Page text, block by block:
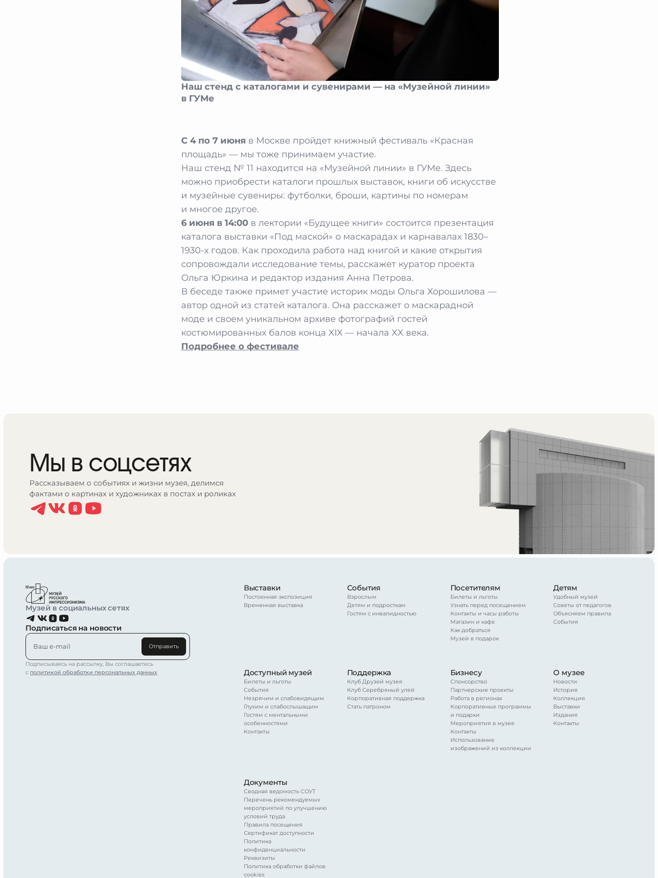
Наш стенд с каталогами и сувенирами — на «Музейной линии»
в ГУМе
С 4 по 7 июня в Москве пройдет книжный фестиваль «Красная
площадь» — мы тоже принимаем участие.
Наш стенд № 11 находится на «Музейной линии» в ГУМе. Здесь
можно приобрести каталоги прошлых выставок, книги об искусстве
и музейные сувениры: футболки, броши, картины по номерам
и многое другое.
6 июня в 14:00в лектории «Будущее книги» состоится презентация
каталога выставки «Под маской» о маскарадах и карнавалах 1830–
1930-х годов. Как проходила работа над книгой и какие открытия
сопровождали исследование темы, расскажет куратор проекта
Ольга Юркина и редактор издания Анна Петрова.
В беседе также примет участие историк моды Ольга Хорошилова —
автор одной из статей каталога. Она расскажет о маскарадной
моде и своем уникальном архиве фотографий гостей
костюмированных балов конца XIX — начала XX века.
Подробнее о фестивале
Мы в соцсетях
Рассказываем о событиях и жизни музея, делимся
фактами о картинах и художниках в постах и роликах
Музей в социальных сетях
Подписаться на новости
Отправить
Подписываясь на рассылку, Вы соглашаетесь
с политикой обработки персональных данных
Выставки
Постоянная экспозиция
Временная выставка
События
Взрослым
Детям и подросткам
Гостям с инвалидностью
Посетителям
Билеты и льготы
Узнать перед посещением
Контакты и часы работы
Магазин и кафе
Как добраться
Музей в подарок
Детям
Удобный музей
Советы от педагогов
Объясняем правила
События
Доступный музей
Билеты и льготы
События
Незрячим и слабовидящим
Глухим и слабослышащим
Гостям с ментальными
особенностями
Контакты
Поддержка
Клуб Друзей музея
Клуб Серебряный улей
Корпоративная поддержка
Стать патроном
Бизнесу
Спонсорство
Партнерские проекты
Работа в регионах
Корпоративные программы
и подарки
Мероприятия в музее
Контакты
Использование
изображений из коллекции
О музее
Новости
История
Коллекция
Выставки
Издания
Контакты
Документы
Сводная ведомость СОУТ
Перечень рекомендуемых
мероприятий по улучшению
условий труда
Правила посещения
Сертификат доступности
Политика
конфиденциальности
Реквизиты
Политика обработки файлов
cookies